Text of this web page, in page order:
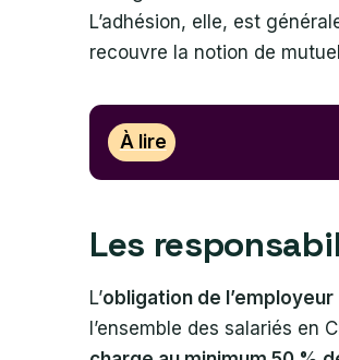
L’adhésion, elle, est
recouvre la notion de
À lire
Les
L’obligation de l’employeur
l’ensemble des salariés en